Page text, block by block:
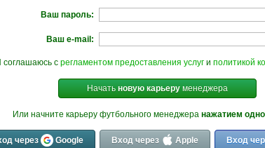
Ваш пароль:
Ваш e-mail:
соглашаюсь с регламентом предоставления услуг и политикой
Начать новую карьеруменеджера
Или начните карьеру футбольного менеджера нажатием
через Google Вход через Apple Вход